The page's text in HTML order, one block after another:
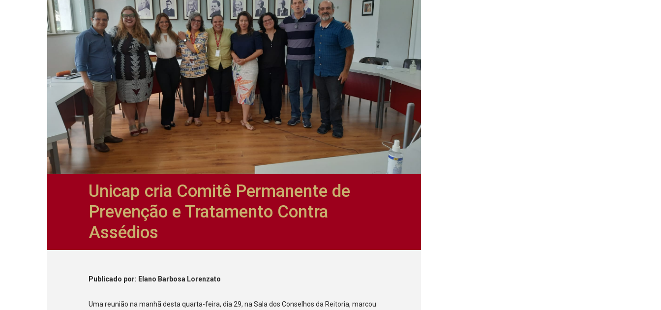
Unicap cria Comitê Permanente de
Prevenção e Tratamento Contra
Assédios
Publicado por: Elano Barbosa Lorenzato
Uma reunião na manhã desta quarta-feira, dia 29, na Sala dos Conselhos da Reitoria, marcou